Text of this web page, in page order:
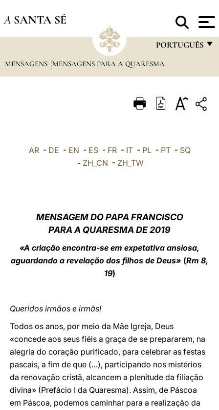
A SANTA SÉ
PORTUGUÊS
FRANÇAIS
ITALIANO
中文
LATINE
MENSAGENS MENSAGENS PARA A QUARESMA
AR- DE - EN - ES- FR- IT- PL- PT- SQ
- ZH_CN - ZH_TW
MENSAGEM DO PAPA FRANCISCO
PARA A QUARESMA DE 2019
«A criação encontra-se em expetativa ansiosa,
aguardando a revelação dos filhos de Deus» (Rm 8,
19)
Queridos irmãos e irmãs!
Todos os anos, por meio da Mãe Igreja, Deus
«concede aos seus fiéis a graça de se prepararem, na
alegria do coração purificado, para celebrar as festas
pascais, a fim de que (…), participando nos mistérios
da renovação cristã, alcancem a plenitude da filiação
divina» (Prefácio I da Quaresma). Assim, de Páscoa
em Páscoa, podemos caminhar para a realização da